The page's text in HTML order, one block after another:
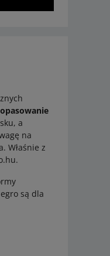
a
na
Właśnie z
są dla